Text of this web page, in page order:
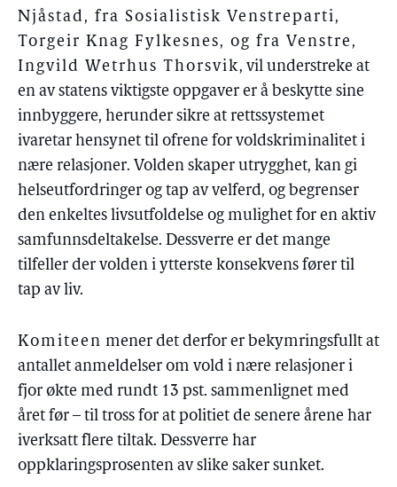
Njåstad, fra Sosialistisk Venstreparti,
Torgeir Knag Fylkesnes, og fra Venstre,
Ingvild Wetrhus Thorsvik, vil understreke at
en av statens viktigste oppgaver er å beskytte sine
innbyggere, herunder sikre at rettssystemet
ivaretar hensynet til ofrene for voldskriminalitet i
nære relasjoner. Volden skaper utrygghet, kan gi
helseutfordringer og tap av velferd, og begrenser
den enkeltes livsutfoldelse og mulighet for en aktiv
samfunnsdeltakelse. Dessverre er det mange
tilfeller der volden i ytterste konsekvens fører til
tap av liv.
Komiteen mener det derfor er bekymringsfullt at
antallet anmeldelser om vold i nære relasjoner i
fjor økte med rundt 13 pst. sammenlignet med
året før – til tross for at politiet de senere årene har
iverksatt flere tiltak. Dessverre har
oppklaringsprosenten av slike saker sunket.